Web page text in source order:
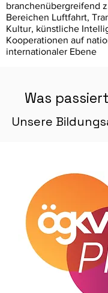
branchenübergreifend
Bereichen Luftfahrt,
Kultur, künstliche
Kooperationen auf
internationaler Ebene
Was
Unsere